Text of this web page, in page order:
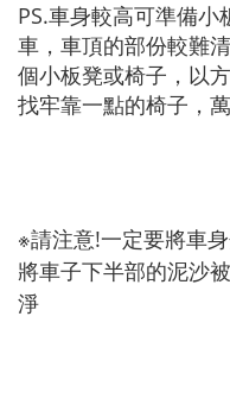
PS.車身較高可準備小
車，車頂的部份較難
個小板凳或椅子，以
找牢靠一點的椅子，
※請注意!一定要將車
將車子下半部的泥沙
淨